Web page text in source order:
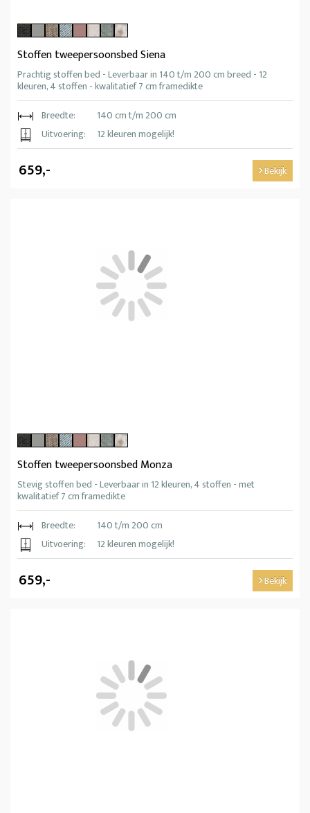
Stoffen tweepersoonsbed Siena
Prachtig stoffen bed - Leverbaar in 140 t/m 200 cm breed - 12
kleuren, 4 stoffen - kwalitatief 7 cm framedikte
Breedte:
140 cm t/m 200 cm
Uitvoering:
12 kleuren mogelijk!
659,- Bekijk
Stoffen tweepersoonsbed Monza
Stevig stoffen bed - Leverbaar in 12 kleuren, 4 stoffen - met
kwalitatief 7 cm framedikte
Breedte:
140 t/m 200 cm
Uitvoering:
12 kleuren mogelijk!
659,- Bekijk